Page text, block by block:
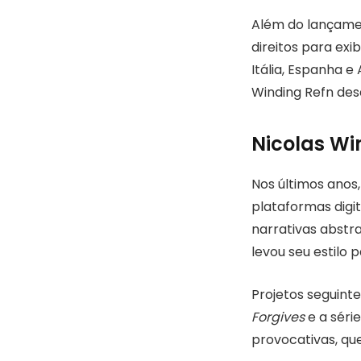
Além do
direitos para
Itália, Espanha
Winding Refn
Nicolas
Nos últimos
plataformas
narrativas
levou seu estilo
Projetos
Forgivese a
provocativas,